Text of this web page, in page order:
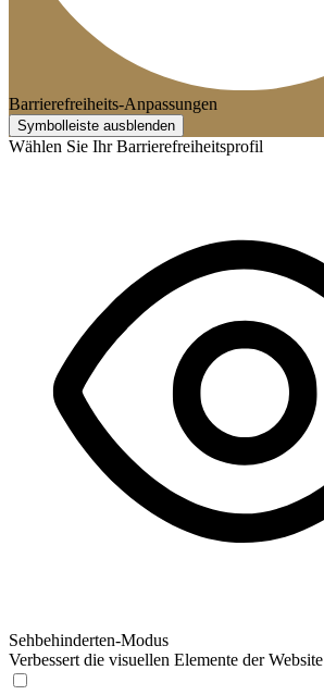
Barrierefreiheits-Anpassungen
Symbolleiste ausblenden
Wählen Sie Ihr Barrierefreiheitsprofil
Sehbehinderten-Modus
Verbessert die visuellen Elemente der Website